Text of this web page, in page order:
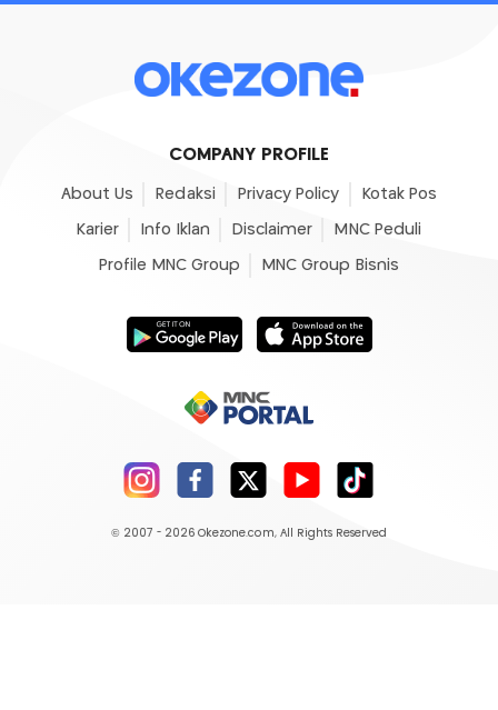
COMPANY PROFILE
About Us Redaksi Privacy Policy Kotak Pos
Karier Info Iklan Disclaimer MNC Peduli
Profile MNC Group MNC Group Bisnis
© 2007 - 2026 Okezone.com, All Rights Reserved